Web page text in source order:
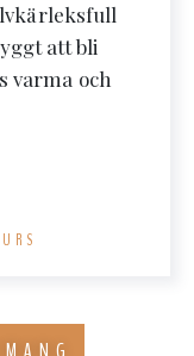
att bli
varma och